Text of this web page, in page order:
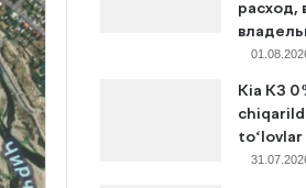
расход,
Kia K3